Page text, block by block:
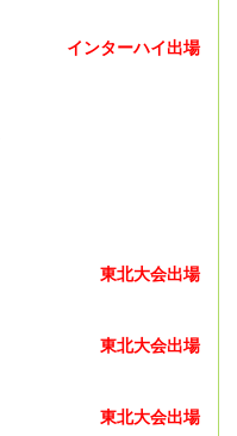
インターハイ出場
東北大会出場
東北大会出場
東北大会出場